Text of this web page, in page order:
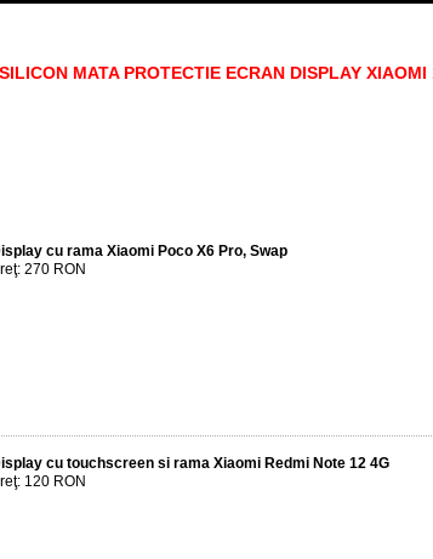
MATA PROTECTIE ECRAN DISPLAY
cu rama Xiaomi Poco X6 Pro, Swap
270 RON
cu touchscreen si rama Xiaomi Redmi Note 12 4G
120 RON